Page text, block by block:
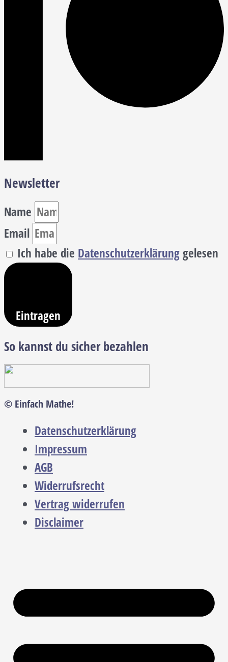
Newsletter
Name
Email
Ich habe die Datenschutzerklärunggelesen
Eintragen
So kannst du sicher bezahlen
© Einfach Mathe!
Datenschutzerklärung
Impressum
AGB
Widerrufsrecht
Vertrag widerrufen
Disclaimer